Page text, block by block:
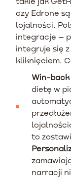
czy Edrone
lojalności.
integracje –
integruje się
kliknięciem.
Win-back
dietę w
to
narracji